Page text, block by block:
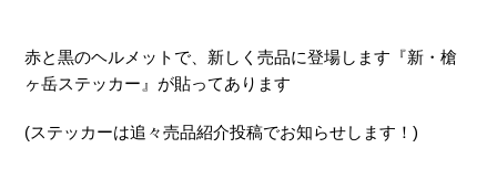
赤と黒のヘルメットで、新しく売品に登場します『新・槍
ヶ岳ステッカー』が貼ってあります
(ステッカーは追々売品紹介投稿でお知らせします！)